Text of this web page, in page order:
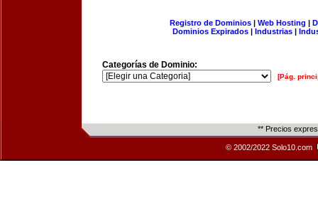
Registro de Dominios| Web Hosting |
Dominios Expirados | Industrias |
Categorías de Dominio:
[Pág.
** Precios
© 2002/2022 Solo10.com